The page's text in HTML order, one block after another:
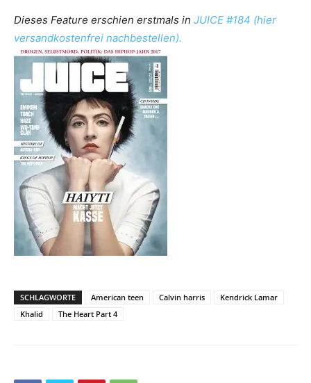
Dieses Feature erschien erstmals in JUICE #184 (hier
versandkostenfrei nachbestellen).
SCHLAGWORTE American teen Calvin harris
Kendrick Lamar
Khalid
The Heart Part 4